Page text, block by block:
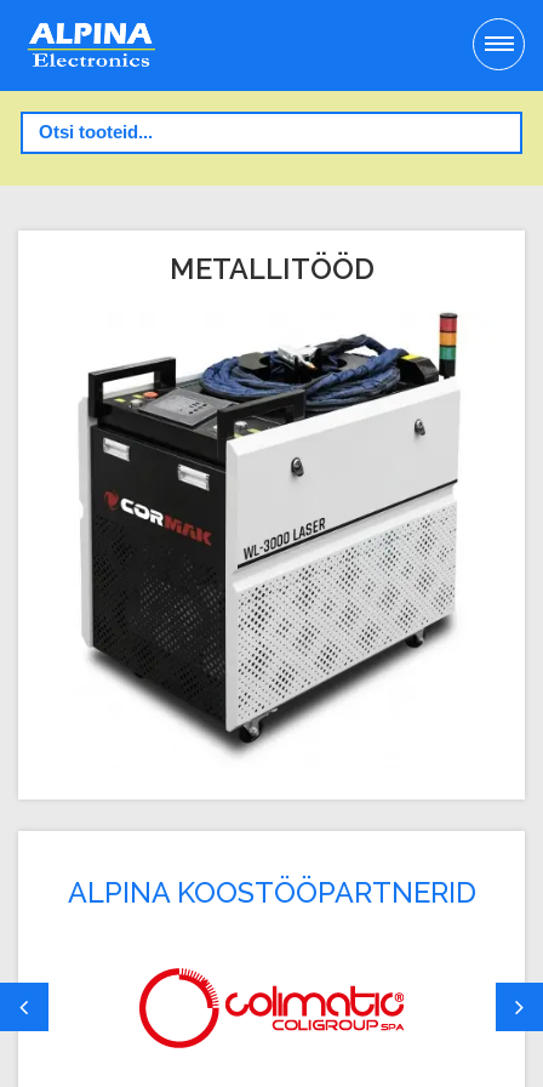
METALLITÖÖD
ALPINA KOOSTÖÖPARTNERID